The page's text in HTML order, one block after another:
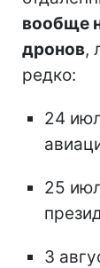
вообще
дронов,
редко:
24
25
3